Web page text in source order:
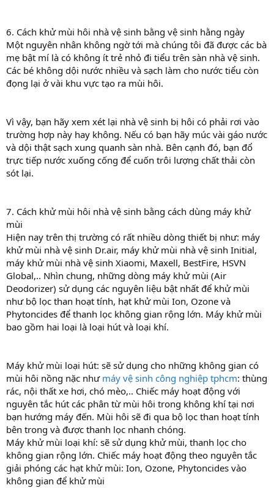
6. Cách khử mùi hôi nhà vệ sinh bằng vệ sinh hằng ngày
Một nguyên nhân không ngờ tới mà chúng tôi đã được các bà
mẹ bật mí là có không ít trẻ nhỏ đi tiểu trên sàn nhà vệ sinh.
Các bé không dội nước nhiều và sạch làm cho nước tiểu còn
đọng lại ở vài khu vực tạo ra mùi hôi.
Vì vậy, bạn hãy xem xét lại nhà vệ sinh bị hôi có phải rơi vào
trường hợp này hay không. Nếu có bạn hãy múc vài gáo nước
và dội thật sạch xung quanh sàn nhà. Bên cạnh đó, bạn đổ
trực tiếp nước xuống cống để cuốn trôi lượng chất thải còn
sót lại.
7. Cách khử mùi hôi nhà vệ sinh bằng cách dùng máy khử
mùi
Hiện nay trên thị trường có rất nhiều dòng thiết bị như: máy
khử mùi nhà vệ sinh Dr.air, máy khử mùi nhà vệ sinh Initial,
máy khử mùi nhà vệ sinh Xiaomi, Maxell, BestFire, HSVN
Global,.. Nhìn chung, những dòng máy khử mùi (Air
Deodorizer) sử dụng các nguyên liệu bật nhất để khử mùi
như bộ lọc than hoạt tính, hạt khử mùi Ion, Ozone và
Phytoncides để thanh lọc không gian rộng lớn. Máy khử mùi
bao gồm hai loại là loại hút và loại khí.
Máy khử mùi loại hút: sẽ sử dụng cho những không gian có
mùi hôi nồng nặc như máy vệ sinh công nghiệp tphcm: thùng
rác, nội thất xe hơi, chó mèo,.. Chiếc máy hoạt động với
nguyên tắc hút các phân từ mùi hôi trong không khí tại nơi
bạn hướng máy đến. Mùi hôi sẽ đi qua bộ lọc than hoạt tính
bên trong và được thanh lọc nhanh chóng.
Máy khử mùi loại khí: sẽ sử dụng khử mùi, thanh lọc cho
không gian rộng lớn. Chiếc máy hoạt động theo nguyên tắc
giải phóng các hạt khử mùi: Ion, Ozone, Phytoncides vào
không gian để khử mùi